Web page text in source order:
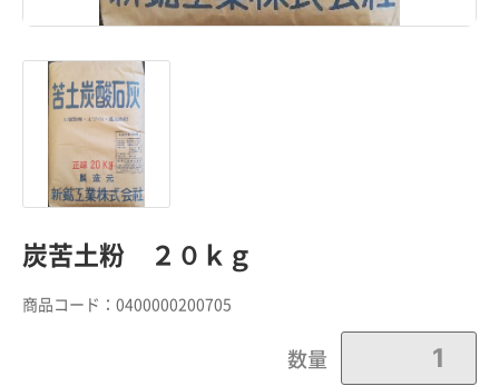
炭苦土粉 ２０ｋｇ
商品コード： 0400000200705
数量